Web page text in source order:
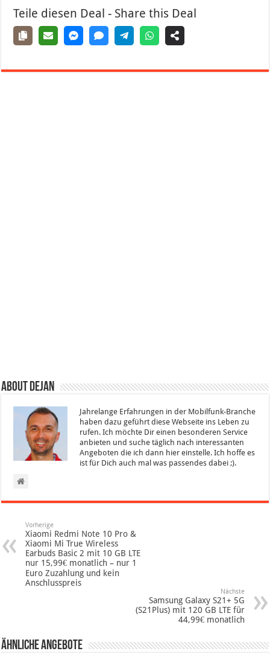
Teile diesen Deal - Share this Deal
About Dejan
Jahrelange Erfahrungen in der Mobilfunk-Branche
haben dazu geführt diese Webseite ins Leben zu
rufen. Ich möchte Dir einen besonderen Service
anbieten und suche täglich nach interessanten
Angeboten die ich dann hier einstelle. Ich hoffe es
ist für Dich auch mal was passendes dabei ;).
Vorherige
Xiaomi Redmi Note 10 Pro &
Xiaomi Mi True Wireless
Earbuds Basic 2 mit 10 GB LTE
nur 15,99€ monatlich – nur 1
Euro Zuzahlung und kein
Anschlusspreis
Nächste
Samsung Galaxy S21+ 5G
(S21Plus) mit 120 GB LTE für
44,99€ monatlich
Ähnliche Angebote